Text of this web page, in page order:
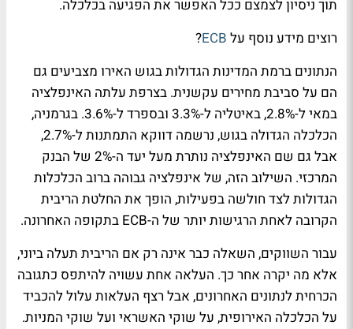
תוך ניסיון לצמצם ככל האפשר את הפגיעה בכלכלה.
רוצים מידע נוסף על ECB
?
הנתונים ברמת המדינות הגדולות בגוש האירו מצביעים גם
הם על סביבת מחירים עקשנית. בצרפת עלתה האינפלציה
במאי ל-2.8%, באיטליה ל-3.3% ובספרד ל-3.6%. בגרמניה,
הכלכלה הגדולה בגוש, נרשמה דווקא התמתנות ל-2.7%,
אבל גם שם האינפלציה נותרת מעל יעד ה-2% של הבנק
המרכזי. השילוב הזה, של אינפלציה גבוהה ברוב הכלכלות
הגדולות לצד חולשה בפעילות, הופך את החלטת הריבית
הקרובה לאחת הרגישות יותר של ה-ECB בתקופה האחרונה.
עבור השווקים, השאלה כבר אינה רק אם הריבית תעלה ביוני,
אלא מה יקרה אחר כך. העלאה אחת עשויה להיתפס כתגובה
הכרחית לנתונים האחרונים, אבל רצף העלאות עלול להכביד
על הכלכלה האירופית, על שוקי האשראי ועל שוקי המניות.